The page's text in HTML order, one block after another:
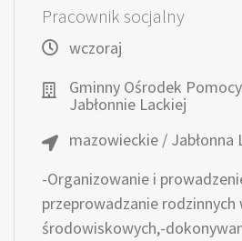
Pracownik socjalny
wczoraj
Gminny Ośrodek
Jabłonnie Lackiej
mazowieckie / Jabłonna
-Organizowanie i
przeprowadzanie
środowiskowych,-